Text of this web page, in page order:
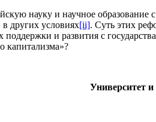
науку и научное
других условиях[ii]. Суть этих
и развития с
капитализма»?
Университет и